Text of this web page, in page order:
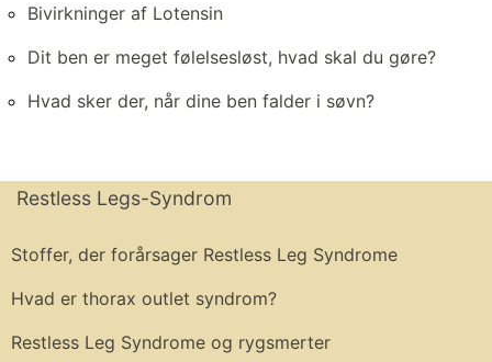
Bivirkninger af Lotensin
Dit ben er meget følelsesløst, hvad skal du gøre?
Hvad sker der, når dine ben falder i søvn?
Restless Legs-Syndrom
Stoffer, der forårsager Restless Leg Syndrome
Hvad er thorax outlet syndrom?
Restless Leg Syndrome og rygsmerter